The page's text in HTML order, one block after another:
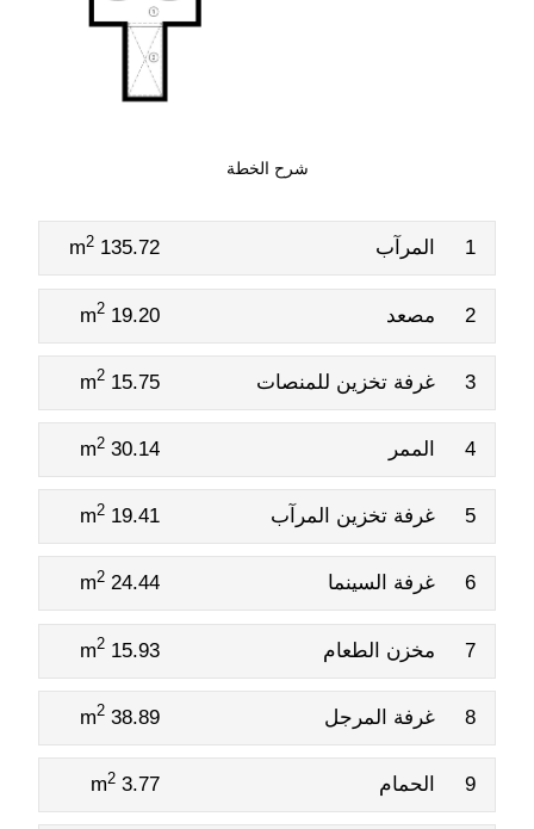
شرح الخطة
1 المرآب 135.72 m
2
2 مصعد 19.20 m
2
3 غرفة تخزين للمنصات 15.75 m
2
4 الممر 30.14 m
2
5 غرفة تخزين المرآب 19.41 m
2
6 غرفة السينما 24.44 m
2
7 مخزن الطعام 15.93 m
2
8 غرفة المرجل 38.89 m
2
9 الحمام 3.77 m
2